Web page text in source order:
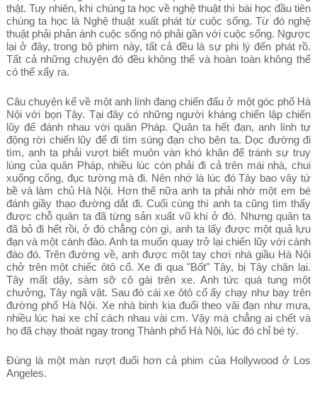
thật. Tuy nhiên, khi chúng ta học về nghệ thuật thì bài học đầu tiên
chúng ta học là Nghệ thuật xuất phát từ cuộc sống. Từ đó nghệ
thuật phải phản ánh cuộc sống nó phải gần với cuộc sống. Ngược
lại ở đây, trong bộ phim này, tất cả đều là sự phi lý đến phát rồ.
Tất cả những chuyện đó đều không thể và hoàn toàn không thể
có thể xẩy ra.
Câu chuyện kể về một anh lính đang chiến đấu ở một góc phố Hà
Nội với bọn Tây. Tại đây có những người kháng chiến lập chiến
lũy để đánh nhau với quân Pháp. Quân ta hết đạn, anh lính tự
động rời chiến lũy để đi tìm súng đạn cho bên ta. Dọc đường đi
tìm, anh ta phải vượt biết muôn vàn khó khăn để tránh sự truy
lùng của quân Pháp, nhiều lúc còn phải đi cả trên mái nhà, chui
xuống cống, đục tường mà đi. Nên nhớ là lúc đó Tây bao vây tứ
bề và làm chủ Hà Nội. Hơn thế nữa anh ta phải nhờ một em bé
đánh giầy thạo đường dắt đi. Cuối cùng thì anh ta cũng tìm thấy
được chỗ quân ta đã từng sản xuất vũ khí ở đó. Nhưng quân ta
đã bỏ đi hết rồi, ở đó chẳng còn gì, anh ta lấy được một quả lựu
đạn và một cành đào. Anh ta muốn quay trở lại chiến lũy với cành
đào đó. Trên đường về, anh được một tay chơi nhà giầu Hà Nội
chở trên một chiếc ôtô cổ. Xe đi qua "Bốt" Tây, bị Tây chặn lại.
Tây mất dậy, sàm sỡ cô gái trên xe. Anh tức quá tung một
chưởng, Tây ngã vật. Sau đó cái xe ôtô cổ ấy chạy như bay trên
đường phố Hà Nội. Xe nhà binh kia đuổi theo vãi đạn như mưa,
nhiều lúc hai xe chỉ cách nhau vài cm. Vậy mà chẳng ai chết và
họ đã chạy thoát ngay trong Thành phố Hà Nội, lúc đó chỉ bé tý.
Đúng là một màn rượt đuổi hơn cả phim của Hollywood ở Los
Angeles.